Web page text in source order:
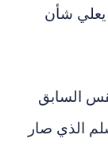
يعلي شأن
السابق
الذي صار